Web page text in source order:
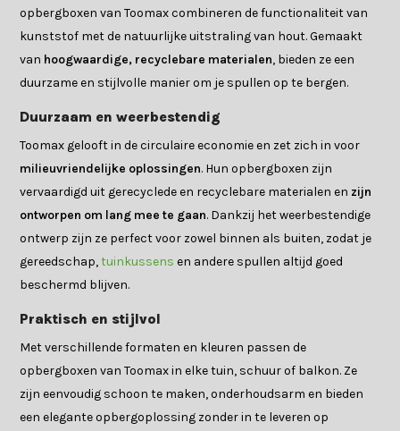
opbergboxen van Toomax combineren de functionaliteit van
kunststof met de natuurlijke uitstraling van hout. Gemaakt
van hoogwaardige, recyclebare materialen, bieden ze een
duurzame en stijlvolle manier om je spullen op te bergen.
Duurzaam en weerbestendig
Toomax gelooft in de circulaire economie en zet zich in voor
milieuvriendelijke oplossingen. Hun opbergboxen zijn
vervaardigd uit gerecyclede en recyclebare materialen en zijn
ontworpen om lang mee te gaan. Dankzij het weerbestendige
ontwerp zijn ze perfect voor zowel binnen als buiten, zodat je
gereedschap,tuinkussens en andere spullen altijd goed
beschermd blijven.
Praktisch en stijlvol
Met verschillende formaten en kleuren passen de
opbergboxen van Toomax in elke tuin, schuur of balkon. Ze
zijn eenvoudig schoon te maken, onderhoudsarm en bieden
een elegante opbergoplossing zonder in te leveren op